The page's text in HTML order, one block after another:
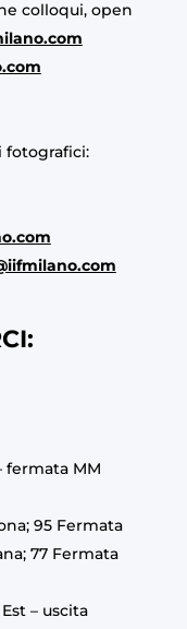
colloqui, open
fotografici:
fermata MM
95 Fermata
77 Fermata
– uscita